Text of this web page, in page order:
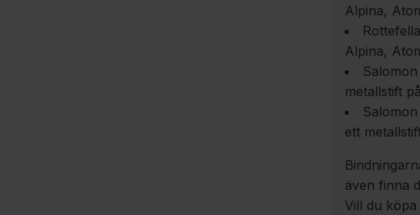
Alpina,
Alpina,
metallstift
ett
även finna
Vill du